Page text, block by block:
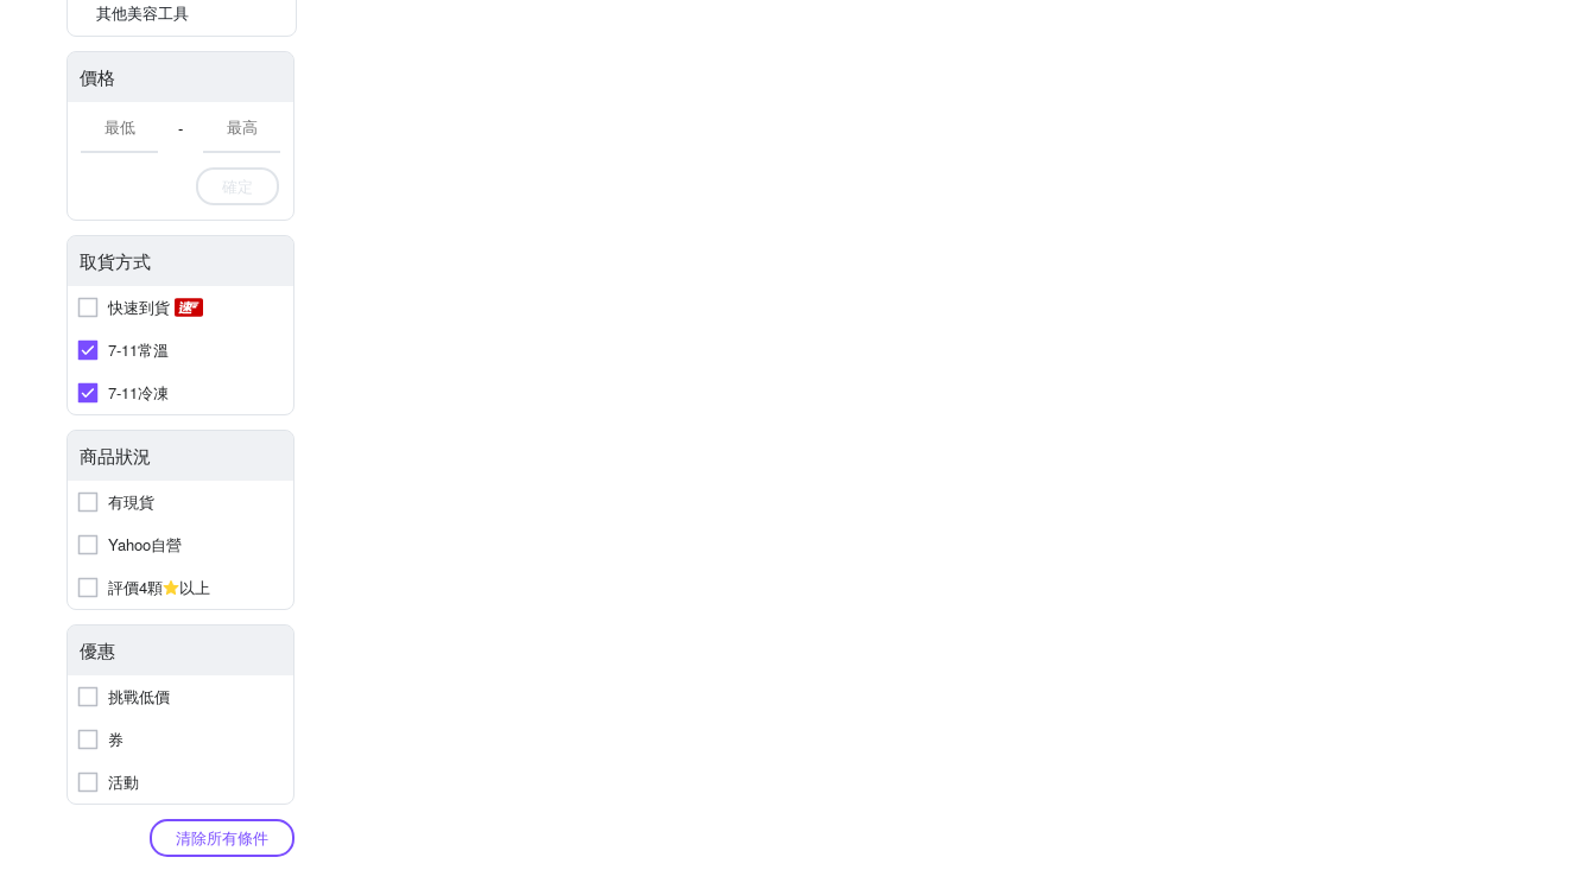
其他美容工具
價格
-
確定
取貨方式
快速到貨
7-11常溫
7-11冷凍
商品狀況
有現貨
Yahoo自營
評價4顆
以上
優惠
挑戰低價
券
活動
清除所有條件